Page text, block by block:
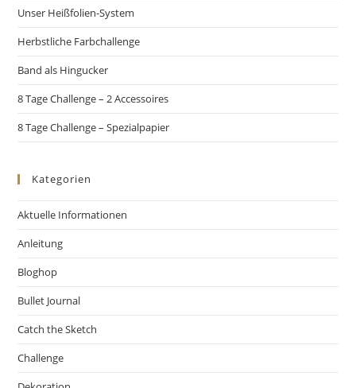
Unser Heißfolien-System
Herbstliche Farbchallenge
Band als Hingucker
8 Tage Challenge – 2 Accessoires
8 Tage Challenge – Spezialpapier
Kategorien
Aktuelle Informationen
Anleitung
Bloghop
Bullet Journal
Catch the Sketch
Challenge